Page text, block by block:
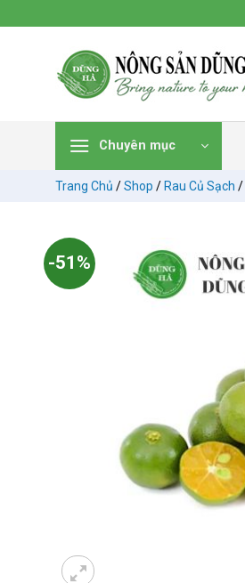
đến
Chuyên mục
Trang Chủ /Shop / Rau Củ Sạch /
-51%